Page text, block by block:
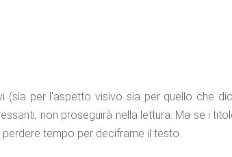
per l'aspetto visivo sia per quello che
non proseguirà nella lettura. Ma se i
tempo per decifrarne il testo.